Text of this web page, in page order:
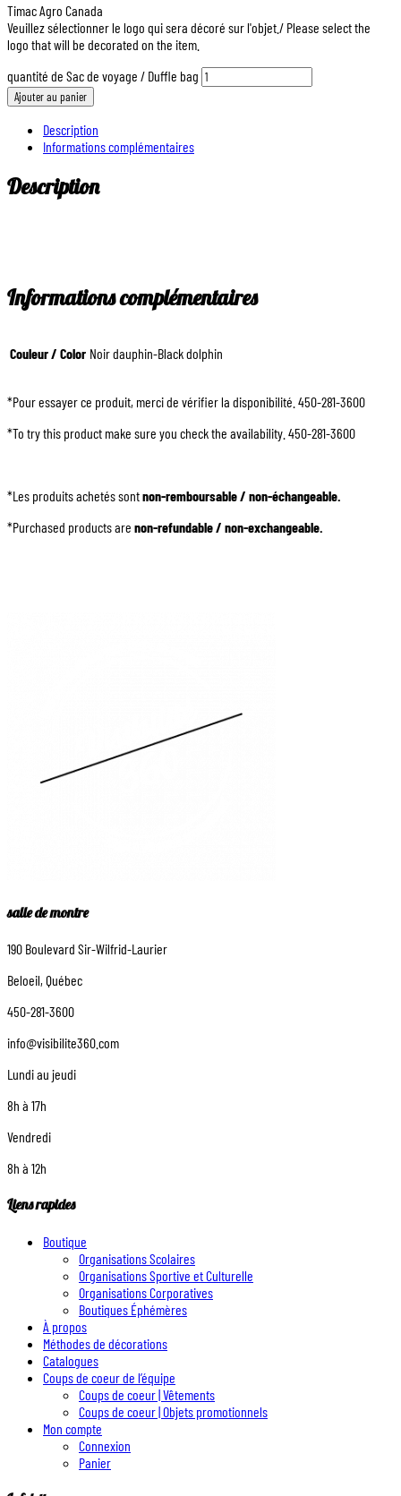
Timac Agro Canada
Veuillez sélectionner le logo qui sera décoré sur l'objet./ Please select the
logo that will be decorated on the item.
quantité de Sac de voyage / Duffle bag
Ajouter au panier
Description
Informations complémentaires
Description
Informations complémentaires
Couleur / Color Noir dauphin-Black dolphin
*Pour essayer ce produit, merci de vérifier la disponibilité. 450-281-3600
*To try this product make sure you check the availability. 450-281-3600
*Les produits achetés sontnon-remboursable / non-échangeable.
*Purchased products are non-refundable / non-exchangeable.
salle de montre
190 Boulevard Sir-Wilfrid-Laurier
Beloeil, Québec
450-281-3600
info@visibilite360.com
Lundi au jeudi
8h à 17h
Vendredi
8h à 12h
Liens rapides
Boutique
Organisations Scolaires
Organisations Sportive et Culturelle
Organisations Corporatives
Boutiques Éphémères
À propos
Méthodes de décorations
Catalogues
Coups de coeur de l’équipe
Coups de coeur | Vêtements
Coups de coeur | Objets promotionnels
Mon compte
Connexion
Panier